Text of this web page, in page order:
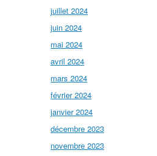
juillet 2024
juin 2024
mai 2024
avril 2024
mars 2024
février 2024
janvier 2024
décembre 2023
novembre 2023